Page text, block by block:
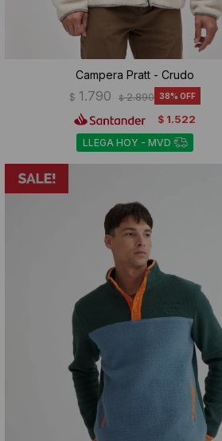
Campera Pratt - Crudo
$ 1.790 $ 2.890 38
$ 1.522
LLEGA HOY - MVD